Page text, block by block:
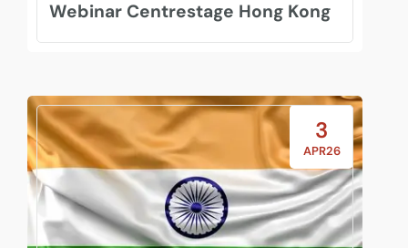
Webinar Centrestage Hong Kong
3
APR26